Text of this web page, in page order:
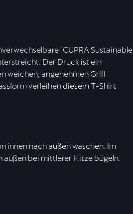
"CUPRA Sustainable
Der Druck ist ein
weichen, angenehmen Griff
verleihen diesem T-Shirt
innen nach außen waschen. Im
bei mittlerer Hitze bügeln.